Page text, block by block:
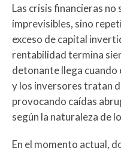
Las crisis financieras no
imprevisibles, sino
exceso de capital
rentabilidad termina
detonante llega cuando
y los inversores tratan
provocando caídas
según la naturaleza de
En el momento actual,